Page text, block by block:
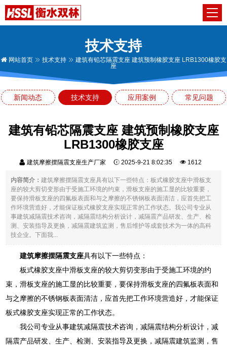
技术支持
网站首页 技术支持
建筑有铅芯隔震支座 建筑预制橡胶支座 LRB1300橡胶支
座
新闻动态 技术支持 应用案例 常见问题
建筑有铅芯隔震支座 建筑预制橡胶支座
LRB1300橡胶支座
建筑摩擦摆隔震支座生产厂家 2025-9-21 8:02:35 1612
内容简介：建筑摩擦摆隔震支座具有以下一些特点：板式橡胶支座中滑板支
座的较大剪切变形由于受施工环境的约束，滑板支座的施工显的比较重要，
要保持滑板支座的四氟板表面和与之摩擦的不锈钢板表面清洁，应首先把工
作环境营造好，才能保证板式橡胶支座实现正常的工作状态。我公司专业从
事建筑减隔震技术咨询，减隔震结构分析设计，减隔震产品研发、生产、检
测、安装指导及更换，减隔震建筑监测，售后维护等成套技术为一体的高科
技企业。下面我...
建筑摩擦摆隔震支座具有以下一些特点：
板式橡胶支座中滑板支座的较大剪切变形由于受施工环境的约
束，滑板支座的施工显的比较重要，要保持滑板支座的四氟板表面和
与之摩擦的不锈钢板表面清洁，应首先把工作环境营造好，才能保证
板式橡胶支座实现正常的工作状态。
我公司专业从事建筑减隔震技术咨询，减隔震结构分析设计，减
隔震产品研发、生产、检测、安装指导及更换，减隔震建筑监测，售